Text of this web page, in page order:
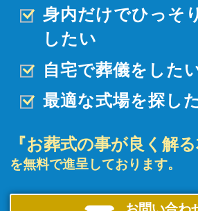
身内だけでひっそ
したい
自宅で葬儀をした
最適な式場を探し
『お葬式の事が良く解る
を無料で進呈しております。